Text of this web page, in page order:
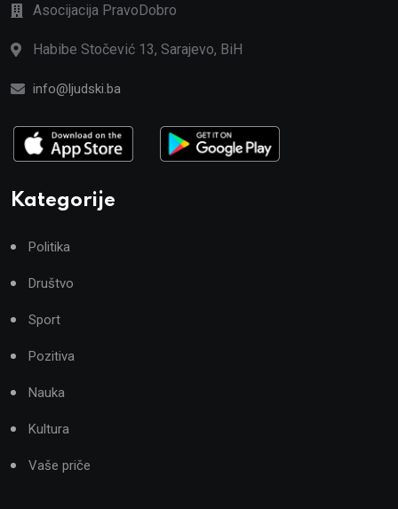
Asocijacija PravoDobro
Habibe Stočević 13, Sarajevo, BiH
info@ljudski.ba
Kategorije
Politika
Društvo
Sport
Pozitiva
Nauka
Kultura
Vaše priče